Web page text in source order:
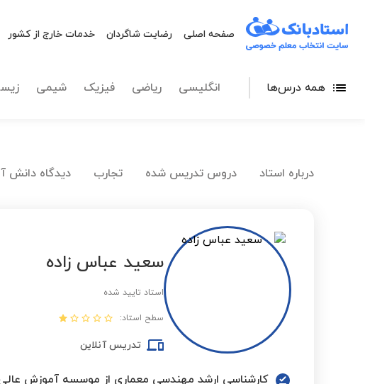
صفحه اصلی رضایت شاگردان خدمات خارج از کشور
همه درس‌ها انگلیسی ریاضی فیزیک شیمی
درباره استاد دروس تدریس شده تجارب دیدگاه دانش
سعید عباس زاده
استاد تایید شده
سطح استاد:
تدریس آنلاین
کارشناسی ارشد مهندسی معماری از موسسه آموزش